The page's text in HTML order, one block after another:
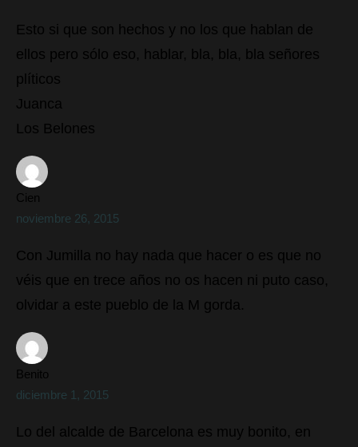
Esto si que son hechos y no los que hablan de
ellos pero sólo eso, hablar, bla, bla, bla señores
plíticos
Juanca
Los Belones
Cien
noviembre 26, 2015
Con Jumilla no hay nada que hacer o es que no
véis que en trece años no os hacen ni puto caso,
olvidar a este pueblo de la M gorda.
Benito
diciembre 1, 2015
Lo del alcalde de Barcelona es muy bonito, en